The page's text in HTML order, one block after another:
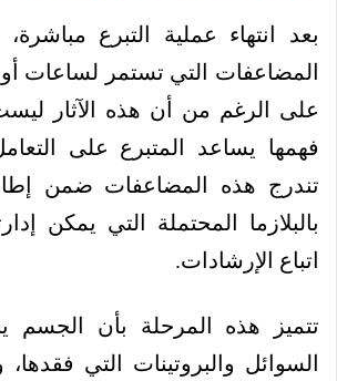
بعد انتهاء عملية التبرع
المضاعفات التي تستمر لساعات أو
على الرغم من أن هذه الآثار
فهمها يساعد المتبرع على
تندرج هذه المضاعفات ضمن
بالبلازما المحتملة التي يمكن
اتباع الإرشادات.
تتميز هذه المرحلة بأن الجسم
السوائل والبروتينات التي